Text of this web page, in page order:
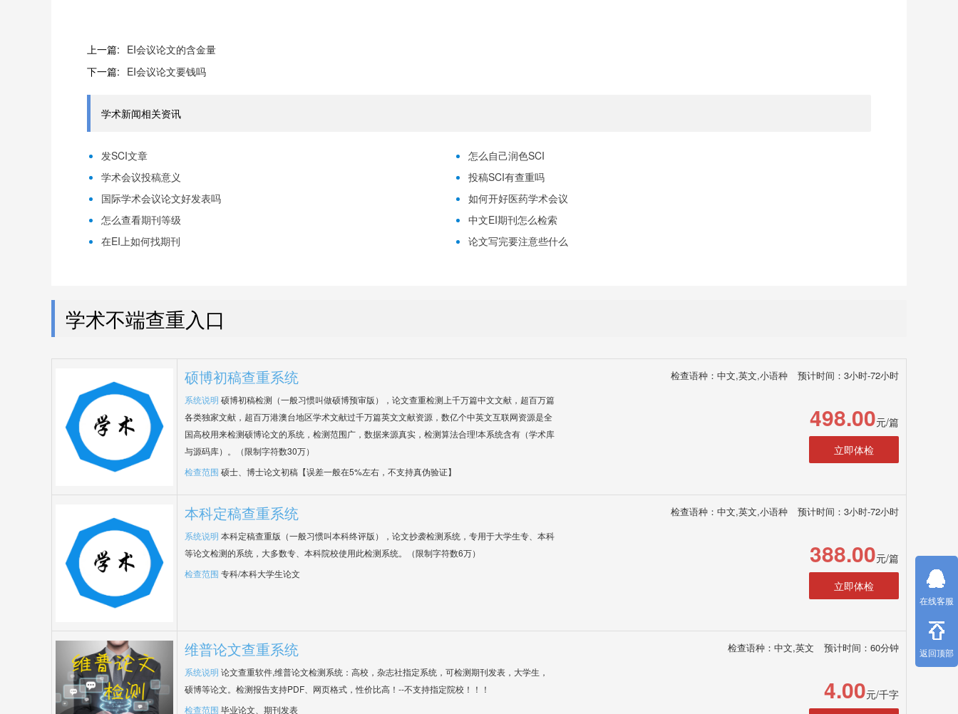
上一篇: EI会议论文的含金量
下一篇: EI会议论文要钱吗
学术新闻相关资讯
发SCI文章
怎么自己润色SCI
学术会议投稿意义
投稿SCI有查重吗
国际学术会议论文好发表吗
如何开好医药学术会议
怎么查看期刊等级
中文EI期刊怎么检索
在EI上如何找期刊
论文写完要注意些什么
学术不端查重入口
硕博初稿查重系统 检查语种：中文,英文,小语种 预计时间：3小时-72小时
系统说明 硕博初稿检测（一般习惯叫做硕博预审版），论文查重检测上千万篇中文文献，超百万篇
各类独家文献，超百万港澳台地区学术文献过千万篇英文文献资源，数亿个中英文互联网资源是全
国高校用来检测硕博论文的系统，检测范围广，数据来源真实，检测算法合理!本系统含有（学术库
与源码库）。（限制字符数30万）
检查范围 硕士、博士论文初稿【误差一般在5%左右，不支持真伪验证】
498.00元/篇
立即体检
本科定稿查重系统 检查语种：中文,英文,小语种 预计时间：3小时-72小时
系统说明 本科定稿查重版（一般习惯叫本科终评版），论文抄袭检测系统，专用于大学生专、本科
等论文检测的系统，大多数专、本科院校使用此检测系统。（限制字符数6万）
检查范围 专科/本科大学生论文
388.00元/篇
立即体检
维普论文查重系统 检查语种：中文,英文 预计时间：60分钟
系统说明 论文查重软件,维普论文检测系统：高校，杂志社指定系统，可检测期刊发表，大学生，
硕博等论文。检测报告支持PDF、网页格式，性价比高！--不支持指定院校！！！
检查范围 毕业论文、期刊发表
4.00元/千字
在线客服
返回顶部